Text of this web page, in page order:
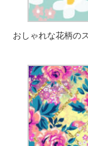
おしゃれな花柄の